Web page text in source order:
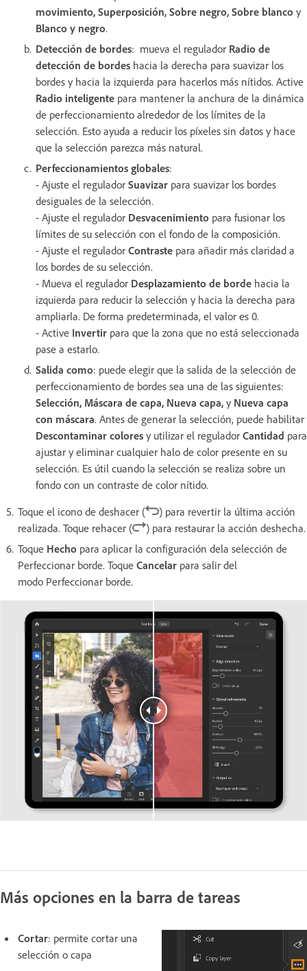
movimiento, Superposición, Sobre negro, Sobre blanco y
Blanco y negro.
Detección de bordes: mueva el regulador Radio de
detección de bordes hacia la derecha para suavizar los
bordes y hacia la izquierda para hacerlos más nítidos. Active
Radio inteligente para mantener la anchura de la dinámica
de perfeccionamiento alrededor de los límites de la
selección. Esto ayuda a reducir los píxeles sin datos y hace
que la selección parezca más natural.
Perfeccionamientos globales:
- Ajuste el regulador Suavizar para suavizar los bordes
desiguales de la selección.
- Ajuste el regulador Desvacenimiento para fusionar los
límites de su selección con el fondo de la composición.
- Ajuste el regulador Contraste para añadir más claridad a
los bordes de su selección.
- Mueva el regulador Desplazamiento de borde hacia la
izquierda para reducir la selección y hacia la derecha para
ampliarla. De forma predeterminada, el valor es 0.
- Active Invertir para que la zona que no está seleccionada
pase a estarlo.
Salida como: puede elegir que la salida de la selección de
perfeccionamiento de bordes sea una de las siguientes:
Selección, Máscara de capa, Nueva capa, y Nueva capa
con máscara. Antes de generar la selección, puede habilitar
Descontaminar colores y utilizar el regulador Cantidad para
ajustar y eliminar cualquier halo de color presente en su
selección. Es útil cuando la selección se realiza sobre un
fondo con un contraste de color nítido.
Toque el icono de deshacer (
) para revertir la última acción
realizada. Toque rehacer (
) para restaurar la acción deshecha.
Toque Hecho para aplicar la configuración dela selección de
Perfeccionar borde. Toque Cancelar para salir del
modo Perfeccionar borde.
Más opciones en la barra de tareas
Cortar: permite cortar una
selección o capa